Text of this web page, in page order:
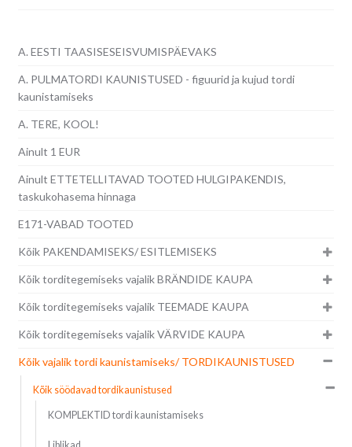
A. EESTI TAASISESEISVUMISPÄEVAKS
A. PULMATORDI KAUNISTUSED - figuurid ja kujud tordi
kaunistamiseks
A. TERE, KOOL!
Ainult 1 EUR
Ainult ETTETELLITAVAD TOOTED HULGIPAKENDIS,
taskukohasema hinnaga
E171-VABAD TOOTED
Kõik PAKENDAMISEKS/ ESITLEMISEKS
Kõik torditegemiseks vajalik BRÄNDIDE KAUPA
Kõik torditegemiseks vajalik TEEMADE KAUPA
Kõik torditegemiseks vajalik VÄRVIDE KAUPA
Kõik vajalik tordi kaunistamiseks/ TORDIKAUNISTUSED
Kõik söödavad tordikaunistused
KOMPLEKTID tordi kaunistamiseks